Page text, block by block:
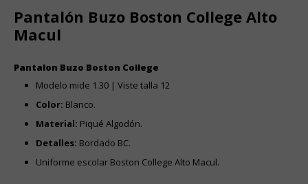
Pantalón Buzo Boston College Alto
Macul
Pantalon Buzo Boston College
Modelo mide 1.30 | Viste talla 12
Color: Blanco.
Material: Piqué Algodón.
Detalles: Bordado BC.
Uniforme escolar Boston College Alto Macul.